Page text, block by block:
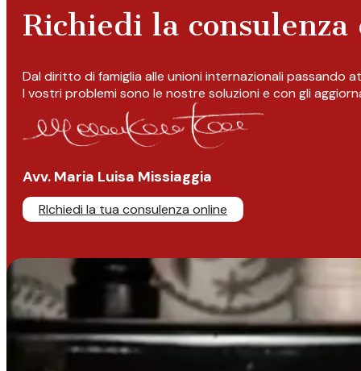
Richiedi la
Dal diritto di famiglia alle unioni internazionali passando
I vostri problemi sono le nostre soluzioni e con gli
Avv. Maria Luisa Missiaggia
RIchiedi la tua consulenza online